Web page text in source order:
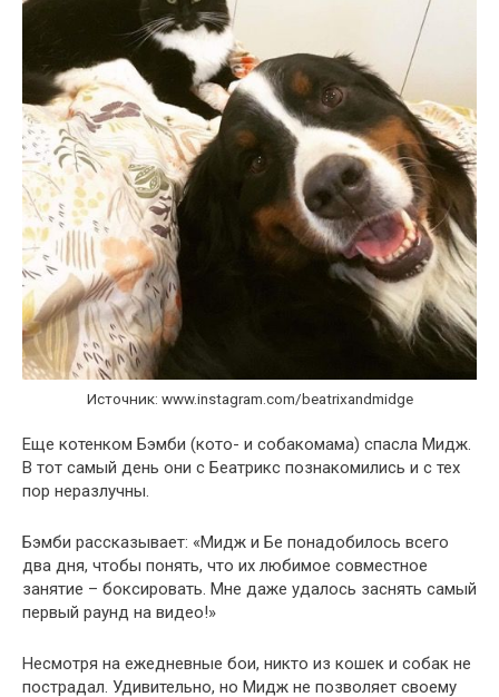
Источник: www.instagram.com/beatrixandmidge
Еще котенком Бэмби (кото- и собакомама) спасла Мидж.
В тот самый день они с Беатрикс познакомились и с тех
пор неразлучны.
Бэмби рассказывает: «Мидж и Бе понадобилось всего
два дня, чтобы понять, что их любимое совместное
занятие – боксировать. Мне даже удалось заснять самый
первый раунд на видео!»
Несмотря на ежедневные бои, никто из кошек и собак не
пострадал. Удивительно, но Мидж не позволяет своему